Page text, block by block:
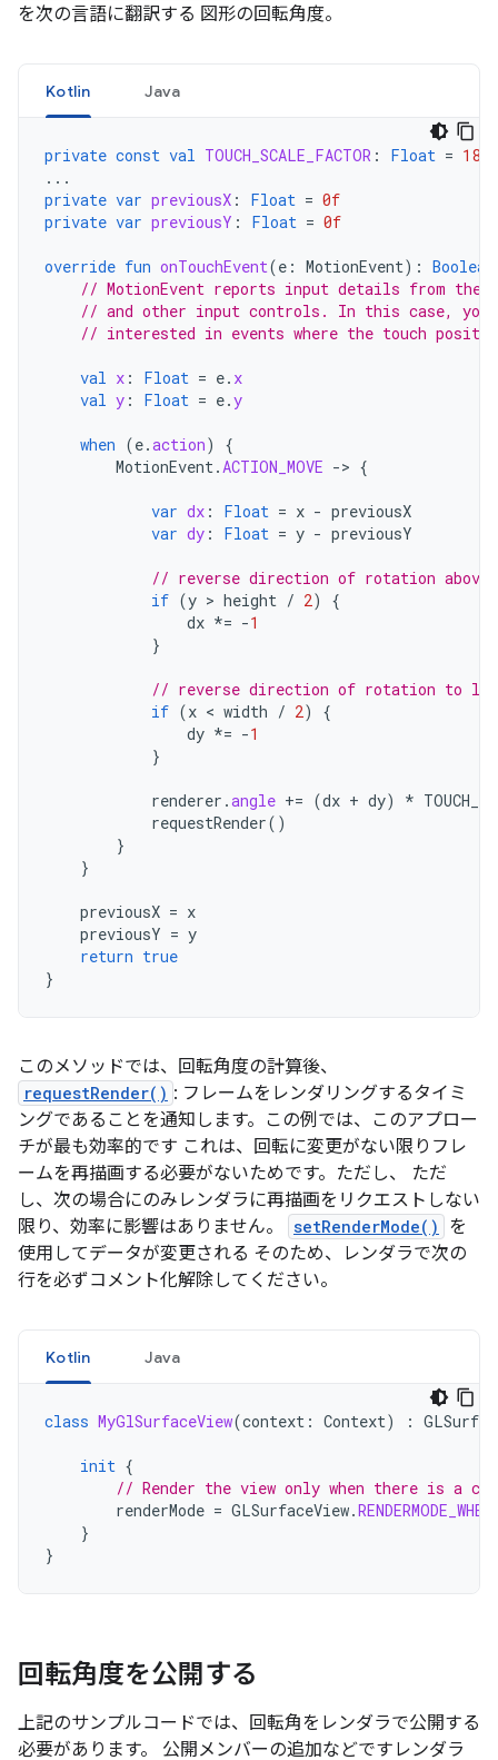
を次の言語に翻訳する 図形の回転角度。
Kotlin Java
private const val TOUCH_SCALE_FACTOR : Float =
...
private var previousX : Float = 0f
private var previousY : Float = 0f
override fun onTouchEvent(e : MotionEvent): Boolean
// MotionEvent reports input details from the
// and other input controls. In this case, you
// interested in events where the touch
val x : Float = e. x
val y : Float = e.y
when (e.action)
{
MotionEvent.ACTION_MOVE -> {
var dx : Float = x - previousX
var dy : Float = y - previousY
// reverse direction of rotation above
if (y > height / 2)
{
dx *= -1
}
// reverse direction of rotation to
if (x < width / 2)
{
dy *= -1
}
renderer .angle += (dx + dy) *
requestRender()
}
}
previousX = x
previousY = y
return true
}
このメソッドでは、回転角度の計算後、
requestRender() : フレームをレンダリングするタイミ
ングであることを通知します。この例では、このアプロー
チが最も効率的です これは、回転に変更がない限りフレ
ームを再描画する必要がないためです。ただし、 ただ
し、次の場合にのみレンダラに再描画をリクエストしない
限り、効率に影響はありません。
setRenderMode()
を
使用してデータが変更される そのため、レンダラで次の
行を必ずコメント化解除してください。
Kotlin Java
class MyGlSurfaceView(context : Context) :
init {
// Render the view only when there is a
renderMode = GLSurfaceView.
}
}
回転角度を公開する
上記のサンプルコードでは、回転角をレンダラで公開する
必要があります。 公開メンバーの追加などですレンダラ